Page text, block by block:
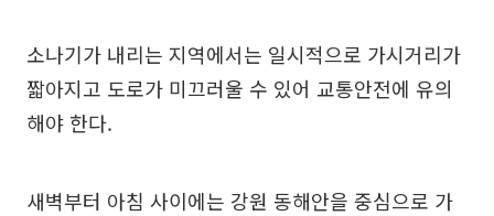
소나기가 내리는 지역에서는 일시적으로 가시거리가
짧아지고 도로가 미끄러울 수 있어 교통안전에 유의
해야 한다.
새벽부터 아침 사이에는 강원 동해안을 중심으로 가